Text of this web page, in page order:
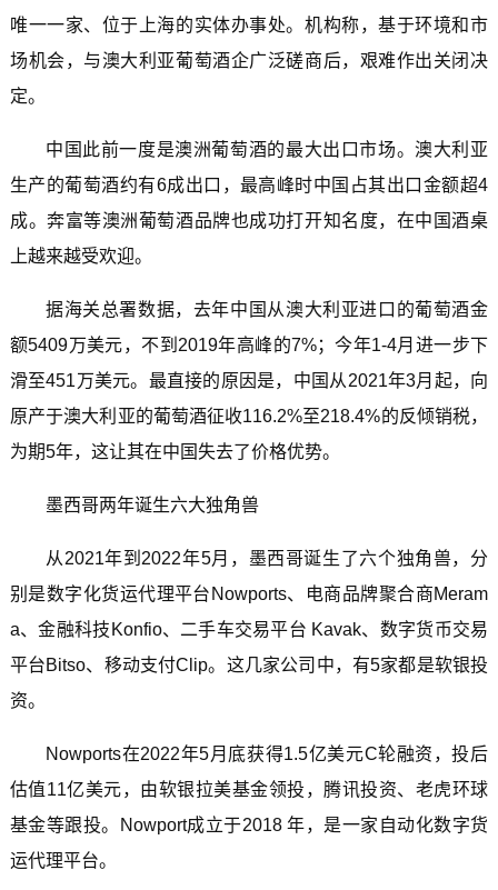
唯一一家、位于上海的实体办事处。机构称，基于环境和市
场机会，与澳大利亚葡萄酒企广泛磋商后，艰难作出关闭决
定。
中国此前一度是澳洲葡萄酒的最大出口市场。澳大利亚
生产的葡萄酒约有6成出口，最高峰时中国占其出口金额超4
成。奔富等澳洲葡萄酒品牌也成功打开知名度，在中国酒桌
上越来越受欢迎。
据海关总署数据，去年中国从澳大利亚进口的葡萄酒金
额5409万美元，不到2019年高峰的7%；今年1-4月进一步下
滑至451万美元。最直接的原因是，中国从2021年3月起，向
原产于澳大利亚的葡萄酒征收116.2%至218.4%的反倾销税，
为期5年，这让其在中国失去了价格优势。
墨西哥两年诞生六大独角兽
从2021年到2022年5月，墨西哥诞生了六个独角兽，分
别是数字化货运代理平台Nowports、电商品牌聚合商Meram
a、金融科技Konfio、二手车交易平台 Kavak、数字货币交易
平台Bitso、移动支付Clip。这几家公司中，有5家都是软银投
资。
Nowports在2022年5月底获得1.5亿美元C轮融资，投后
估值11亿美元，由软银拉美基金领投，腾讯投资、老虎环球
基金等跟投。Nowport成立于2018 年，是一家自动化数字货
运代理平台。